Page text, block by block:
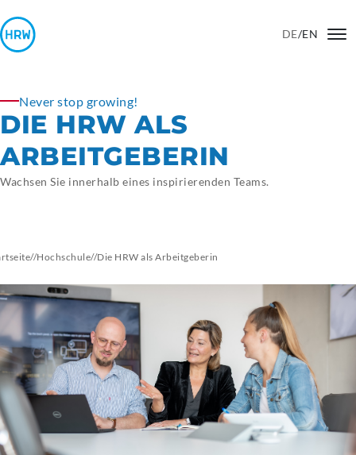
DE/EN
Never stop growing!
DIE HRW ALS
ARBEITGEBERIN
Wachsen Sie innerhalb eines inspirierenden Teams.
//Hochschule//Die HRW als Arbeitgeberin